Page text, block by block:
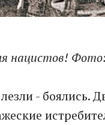
нацистов!
- боялись.